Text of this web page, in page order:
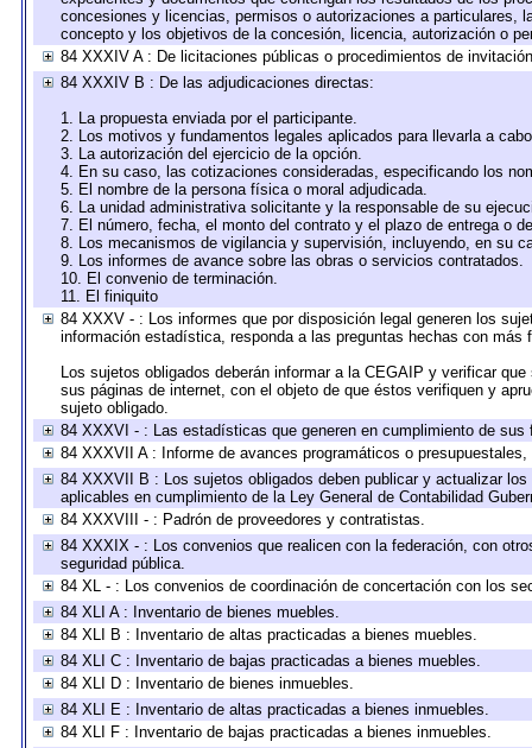
concesiones y licencias, permisos o autorizaciones a particulares,
concepto y los objetivos de la concesión, licencia, autorización o
84 XXXIV A : De licitaciones públicas o procedimientos de
84 XXXIV B : De las adjudicaciones directas:
1. La propuesta enviada por el participante.
2. Los motivos y fundamentos legales aplicados para llevarla a
3. La autorización del ejercicio de la opción.
4. En su caso, las cotizaciones consideradas, especificando los
5. El nombre de la persona física o moral adjudicada.
6. La unidad administrativa solicitante y la responsable de su
7. El número, fecha, el monto del contrato y el plazo de entrega o
8. Los mecanismos de vigilancia y supervisión, incluyendo, en su
9. Los informes de avance sobre las obras o servicios contratados.
10. El convenio de terminación.
11. El finiquito
84 XXXV - : Los informes que por disposición legal generen los
información estadística, responda a las preguntas hechas con más
Los sujetos obligados deberán informar a la CEGAIP y verificar
sus páginas de internet, con el objeto de que éstos verifiquen y
sujeto obligado.
84 XXXVI - : Las estadísticas que generen en cumplimiento de
84 XXXVII A : Informe de avances programáticos o
84 XXXVII B : Los sujetos obligados deben publicar y actualizar
aplicables en cumplimiento de la Ley General de Contabilidad
84 XXXVIII - : Padrón de proveedores y contratistas.
84 XXXIX - : Los convenios que realicen con la federación, con
seguridad pública.
84 XL - : Los convenios de coordinación de concertación con los
84 XLI A : Inventario de bienes muebles.
84 XLI B : Inventario de altas practicadas a bienes muebles.
84 XLI C : Inventario de bajas practicadas a bienes muebles.
84 XLI D : Inventario de bienes inmuebles.
84 XLI E : Inventario de altas practicadas a bienes inmuebles.
84 XLI F : Inventario de bajas practicadas a bienes inmuebles.